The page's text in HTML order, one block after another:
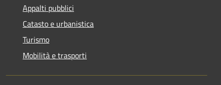
Appalti pubblici
Catasto e urbanistica
Turismo
Mobilità e trasporti